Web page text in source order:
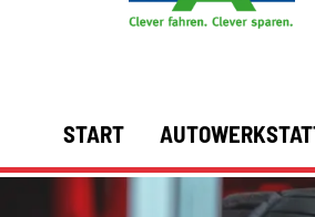
START